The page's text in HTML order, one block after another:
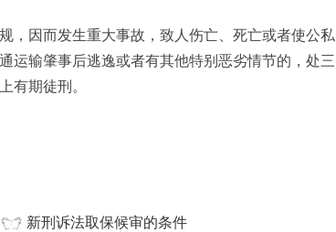
，因而发生重大事故，致人伤亡、死亡或者使公私
运输肇事后逃逸或者有其他特别恶劣情节的，处三
有期徒刑。
新刑诉法取保候审的条件